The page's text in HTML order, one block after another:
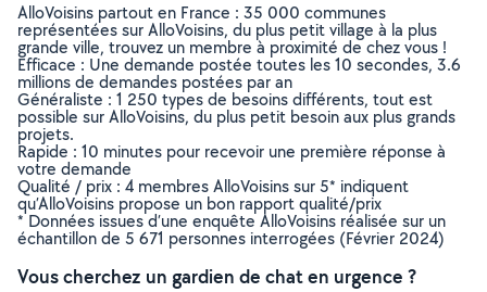
AlloVoisins partout en France : 35 000 communes
représentées sur AlloVoisins, du plus petit village à la plus
grande ville, trouvez un membre à proximité de chez vous !
Efficace : Une demande postée toutes les 10 secondes, 3.6
millions de demandes postées par an
Généraliste : 1 250 types de besoins différents, tout est
possible sur AlloVoisins, du plus petit besoin aux plus grands
projets.
Rapide : 10 minutes pour recevoir une première réponse à
votre demande
Qualité / prix : 4 membres AlloVoisins sur 5* indiquent
qu’AlloVoisins propose un bon rapport qualité/prix
* Données issues d’une enquête AlloVoisins réalisée sur un
échantillon de 5 671 personnes interrogées (Février 2024)
Vous cherchez un gardien de chat en urgence ?